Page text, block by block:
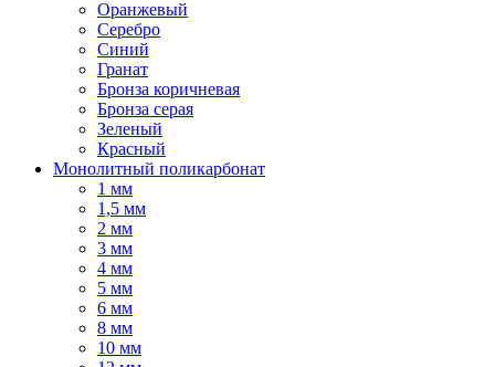
Оранжевый
Серебро
Синий
Гранат
Бронза коричневая
Бронза серая
Зеленый
Красный
Монолитный поликарбонат
1 мм
1,5 мм
2 мм
3 мм
4 мм
5 мм
6 мм
8 мм
10 мм